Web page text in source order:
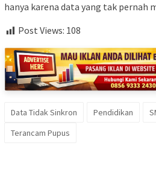
hanya karena data yang tak pernah
Post Views: 108
Data Tidak Sinkron Pendidikan
Terancam Pupus